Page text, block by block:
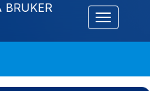
Alternar